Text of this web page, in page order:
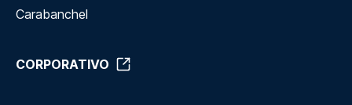
Carabanchel
CORPORATIVO